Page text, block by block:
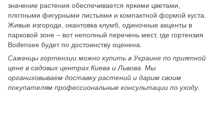
значение растения обеспечивается яркими цветами,
плотными фигурными листьями и компактной формой куста.
Живые изгороди, окантовка клумб, одиночные акценты в
парковой зоне – вот неполный перечень мест, где гортензия
Bodensee будет по достоинству оценена.
Саженцы гортензии можно купить в Украине по приятной
цене в садовых центрах Киева и Львова. Мы
организовываем доставку растений и дарим своим
покупателям профессиональные консультации по уходу.